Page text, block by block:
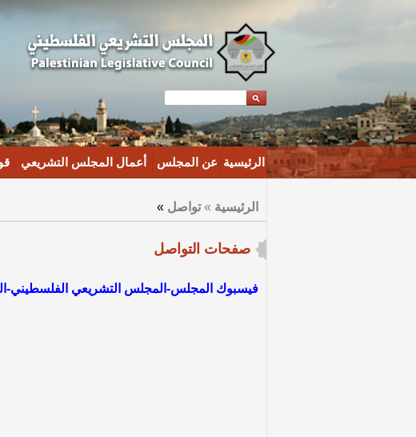
الرئيسية عن المجلس أعمال المجلس التشريعي
الرئيسية » تواصل »
صفحات التواصل
فيسبوك المجلس-المجلس التشريعي الفلسطيني-